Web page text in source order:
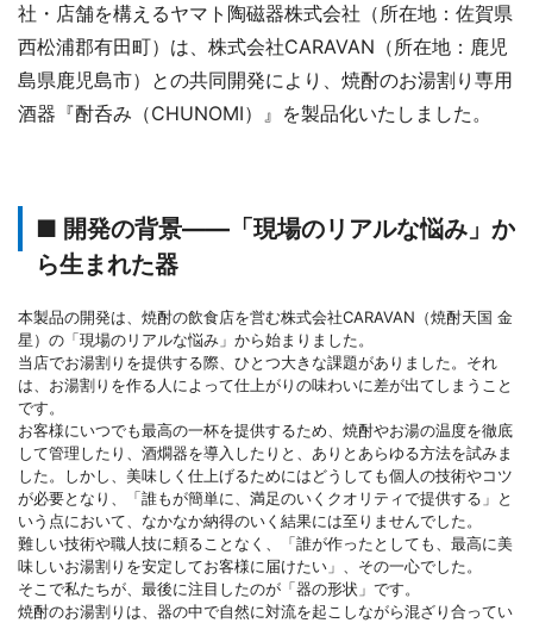
社・店舗を構えるヤマト陶磁器株式会社（所在地：佐賀県
西松浦郡有田町）は、株式会社CARAVAN（所在地：鹿児
島県鹿児島市）との共同開発により、焼酎のお湯割り専用
酒器『酎呑み（CHUNOMI）』を製品化いたしました。
■ 開発の背景――「現場のリアルな悩み」か
ら生まれた器
本製品の開発は、焼酎の飲食店を営む株式会社CARAVAN（焼酎天国 金
星）の「現場のリアルな悩み」から始まりました。
当店でお湯割りを提供する際、ひとつ大きな課題がありました。それ
は、お湯割りを作る人によって仕上がりの味わいに差が出てしまうこと
です。
お客様にいつでも最高の一杯を提供するため、焼酎やお湯の温度を徹底
して管理したり、酒燗器を導入したりと、ありとあらゆる方法を試みま
した。しかし、美味しく仕上げるためにはどうしても個人の技術やコツ
が必要となり、「誰もが簡単に、満足のいくクオリティで提供する」と
いう点において、なかなか納得のいく結果には至りませんでした。
難しい技術や職人技に頼ることなく、「誰が作ったとしても、最高に美
味しいお湯割りを安定してお客様に届けたい」、その一心でした。
そこで私たちが、最後に注目したのが「器の形状」です。
焼酎のお湯割りは、器の中で自然に対流を起こしながら混ざり合ってい